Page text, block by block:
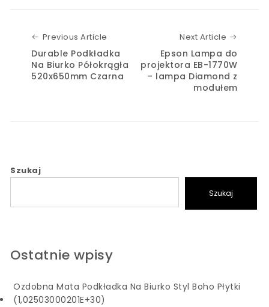
Previous Article
Durable Podkładka
Na Biurko Półokrągła
520x650mm Czarna
Next Article
Epson Lampa do
projektora EB-1770W
– lampa Diamond z
modułem
Szukaj
Szukaj
Ostatnie wpisy
Ozdobna Mata Podkładka Na Biurko Styl Boho Płytki
(1,02503000201E+30)